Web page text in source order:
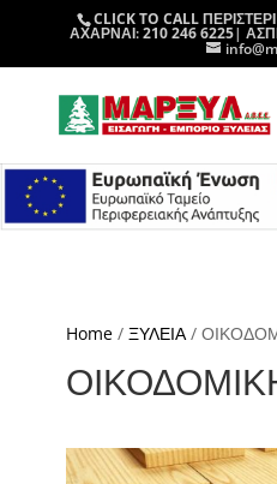
CLICK TO CALL
ΑΧΑΡΝΑΙ:210 246 6225|
Home/ ΞΥΛΕΙΑ/